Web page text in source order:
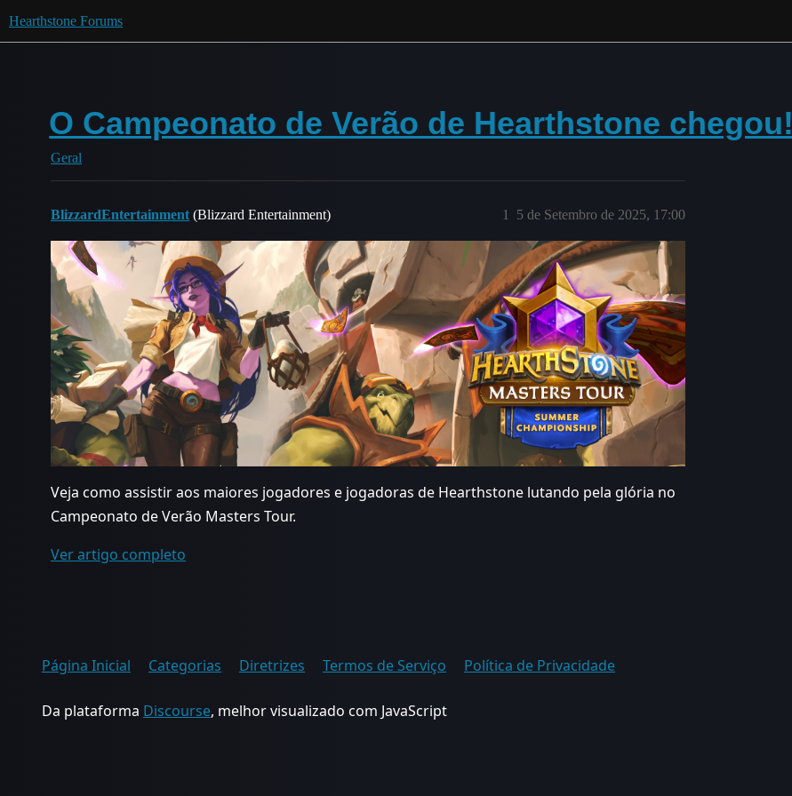
Hearthstone Forums
O Campeonato de Verão de Hearthstone chegou!
Geral
BlizzardEntertainment (Blizzard Entertainment) 5 de Setembro de 2025, 17:00
1
Veja como assistir aos maiores jogadores e jogadoras de Hearthstone lutando pela glória no
Campeonato de Verão Masters Tour.
Ver artigo completo
Página Inicial Categorias Diretrizes Termos de Serviço Política de Privacidade
Da plataforma Discourse, melhor visualizado com JavaScript